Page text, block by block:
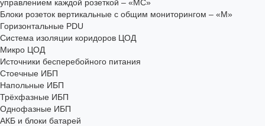
управлением каждой розеткой – «МС»
Блоки розеток вертикальные с общим мониторингом – «М»
Горизонтальные PDU
Система изоляции коридоров ЦОД
Микро ЦОД
Источники бесперебойного питания
Стоечные ИБП
Напольные ИБП
Трёхфазные ИБП
Однофазные ИБП
АКБ и блоки батарей